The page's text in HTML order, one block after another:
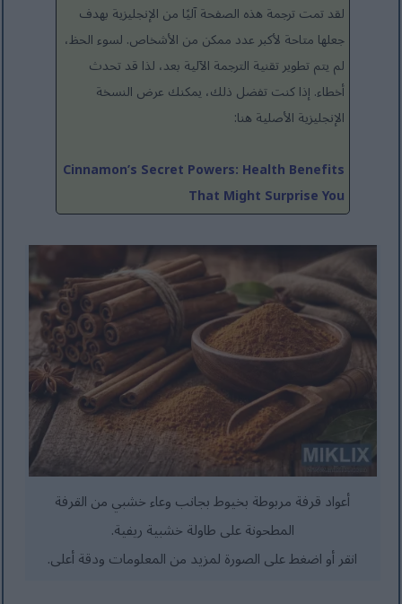
لقد تمت ترجمة هذه الصفحة آليًا من الإنجليزية بهدف
جعلها متاحة لأكبر عدد ممكن من الأشخاص. لسوء الحظ،
لم يتم تطوير تقنية الترجمة الآلية بعد، لذا قد تحدث
أخطاء. إذا كنت تفضل ذلك، يمكنك عرض النسخة
الإنجليزية الأصلية هنا:
Cinnamon’s Secret Powers: Health Benefits
That Might Surprise You
أعواد قرفة مربوطة بخيوط بجانب وعاء خشبي من القرفة
المطحونة على طاولة خشبية ريفية.
انقر أو اضغط على الصورة لمزيد من المعلومات ودقة أعلى.